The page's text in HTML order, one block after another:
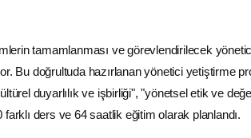
tamamlanması ve görevlendirilecek
Bu doğrultuda hazırlanan yönetici yetiştirme
duyarlılık ve işbirliği", "yönetsel etik ve
ders ve 64 saatlik eğitim olarak planlandı.